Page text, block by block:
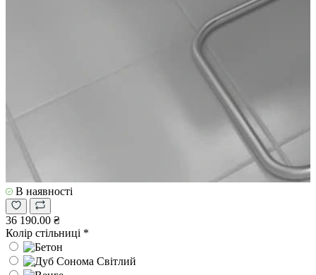
В наявності
36 190.00 ₴
Колір стільниці *